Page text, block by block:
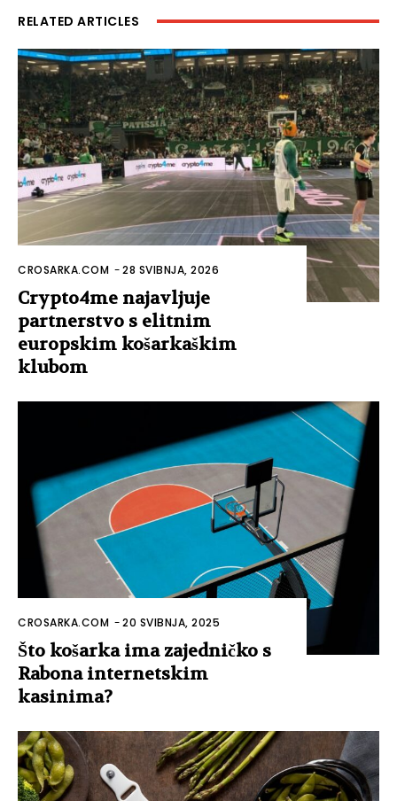
RELATED ARTICLES
CROSARKA.COM -28 SVIBNJA, 2026
Crypto4me najavljuje
partnerstvo s elitnim
europskim košarkaškim
klubom
CROSARKA.COM -20 SVIBNJA, 2025
Što košarka ima zajedničko s
Rabona internetskim
kasinima?